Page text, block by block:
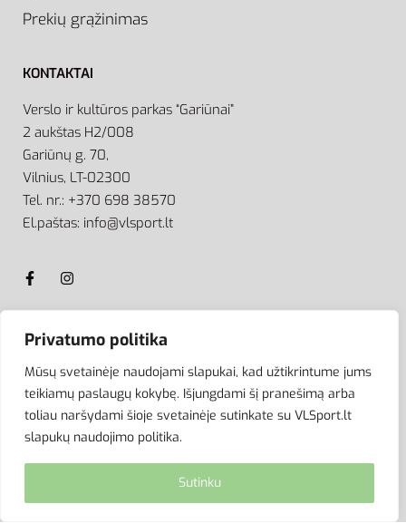
Privatumo politika
Mūsų svetainėje naudojami slapukai, kad užtikrintume jums
teikiamų paslaugų kokybę. Išjungdami šį pranešimą arba
toliau naršydami šioje svetainėje sutinkate su VLSport.lt
slapukų naudojimo politika.
Sutinku
Prekių grąžinimas
KONTAKTAI
Verslo ir kultūros parkas “Gariūnai”
2 aukštas H2/008
Gariūnų g. 70,
Vilnius, LT-02300
Tel. nr.: +370 698 38570
El.paštas: info@vlsport.lt
ATSISKAITYMAS